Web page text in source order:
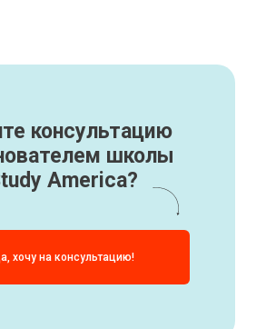
консультацию
школы
America?
хочу на консультацию!